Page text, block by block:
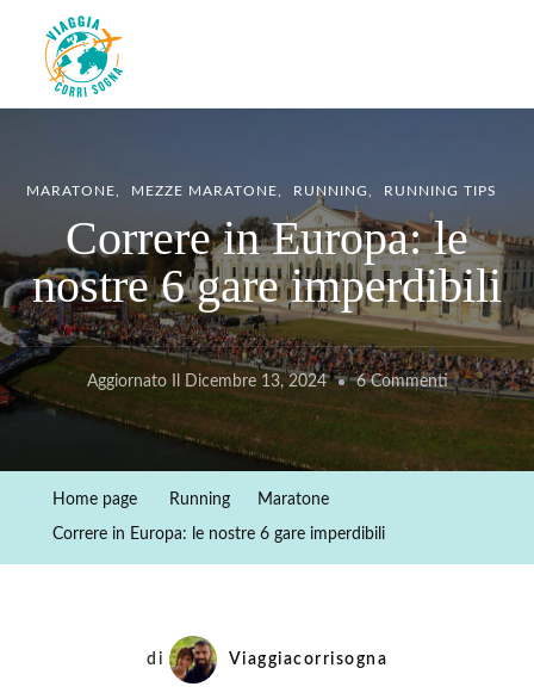
Viaggiacorrisogna – Blog di
viaggi e running
Viaggi zaino in spalla e corse in giro per il mondo
MARATONE MEZZE MARATONE RUNNING RUNNING TIPS
Correre in Europa: le
nostre 6 gare imperdibili
Aggiornato Il Dicembre 13, 2024 6 CommentiSu
Home page Running Maratone
Correre in Europa: le nostre 6 gare imperdibili
di Viaggiacorrisogna